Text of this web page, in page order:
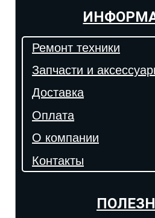
Ремонт техники
Запчасти и
Доставка
Оплата
О компании
Контакты